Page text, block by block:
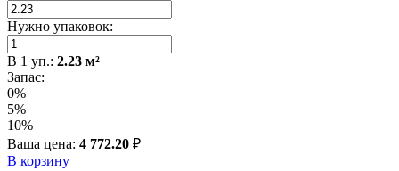
Нужно упаковок:
В 1 уп.: 2.23 м²
Запас:
0%
5%
10%
Ваша цена: 4 772.20 ₽
В корзину